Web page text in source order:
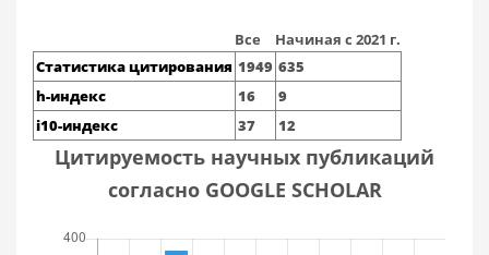
Все
Начиная с 2021 г.
Статистика цитирования 1949 635
h-индекс
16
9
i10-индекс
37 12
Цитируемость научных публикаций
согласно GOOGLE SCHOLAR